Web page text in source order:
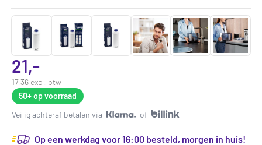
21,-
17,36 excl. btw
50+op voorraad
Veilig achteraf betalen via
of
Op een werkdag voor 16:00 besteld, morgen in huis!